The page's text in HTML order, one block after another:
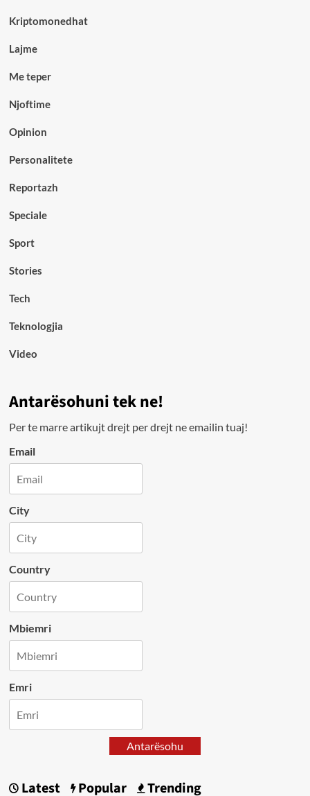
Kriptomonedhat
Lajme
Me teper
Njoftime
Opinion
Personalitete
Reportazh
Speciale
Sport
Stories
Tech
Teknologjia
Video
Antarësohuni tek ne!
Per te marre artikujt drejt per drejt ne emailin tuaj!
Email
City
Country
Mbiemri
Emri
Antarësohu
Latest Popular Trending